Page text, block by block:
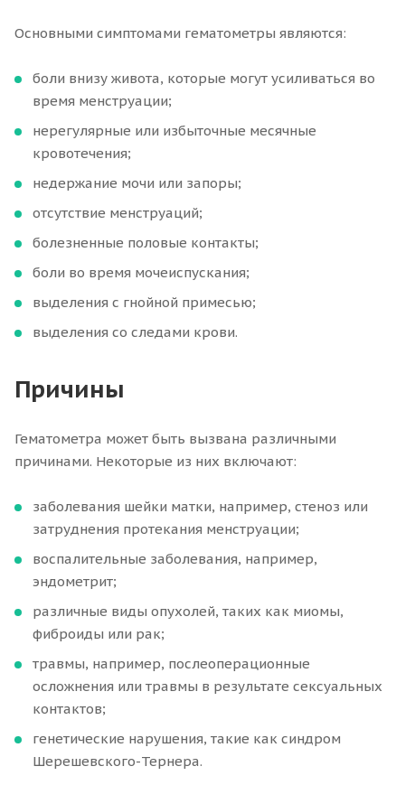
Основными симптомами гематометры являются:
боли внизу живота, которые могут усиливаться во
время менструации;
нерегулярные или избыточные месячные
кровотечения;
недержание мочи или запоры;
отсутствие менструаций;
болезненные половые контакты;
боли во время мочеиспускания;
выделения с гнойной примесью;
выделения со следами крови.
Причины
Гематометра может быть вызвана различными
причинами. Некоторые из них включают:
заболевания шейки матки, например, стеноз или
затруднения протекания менструации;
воспалительные заболевания, например,
эндометрит;
различные виды опухолей, таких как миомы,
фиброиды или рак;
травмы, например, послеоперационные
осложнения или травмы в результате сексуальных
контактов;
генетические нарушения, такие как синдром
Шерешевского-Тернера.